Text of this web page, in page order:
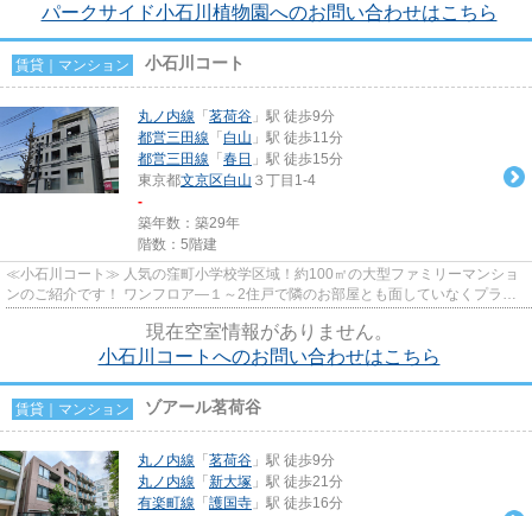
パークサイド小石川植物園へのお問い合わせはこちら
賃貸｜マンション 小石川コート
丸ノ内線 「 茗荷谷 」駅 徒歩9分
都営三田線 「 白山 」駅 徒歩11分
都営三田線 「 春日 」駅 徒歩15分
東京都文京区白山 ３丁目1-4
-
築年数：築29年
階数：5階建
≪小石川コート≫ 人気の窪町小学校学区域！約100㎡の大型ファミリーマンショ
ンのご紹介です！ ワンフロア―１～2住戸で隣のお部屋とも面していなくプライ
現在空室情報がありません。
小石川コートへのお問い合わせはこちら
賃貸｜マンション ゾアール茗荷谷
丸ノ内線 「 茗荷谷 」駅 徒歩9分
丸ノ内線 「 新大塚 」駅 徒歩21分
有楽町線 「 護国寺 」駅 徒歩16分